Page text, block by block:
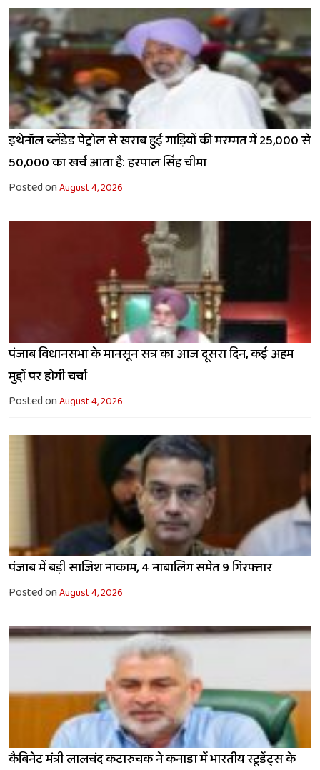
इथेनॉल ब्लेंडेड पेट्रोल से खराब हुई गाड़ियों की मरम्मत में ₹25,000 से
₹50,000 का खर्च आता है: हरपाल सिंह चीमा
Posted onAugust 4, 2026
पंजाब विधानसभा के मानसून सत्र का आज दूसरा दिन, कई अहम
मुद्दों पर होगी चर्चा
Posted onAugust 4, 2026
पंजाब में बड़ी साजिश नाकाम, 4 नाबालिग समेत 9 गिरफ्तार
Posted onAugust 4, 2026
कैबिनेट मंत्री लालचंद कटारुचक ने कनाडा में भारतीय स्टूडेंट्स के